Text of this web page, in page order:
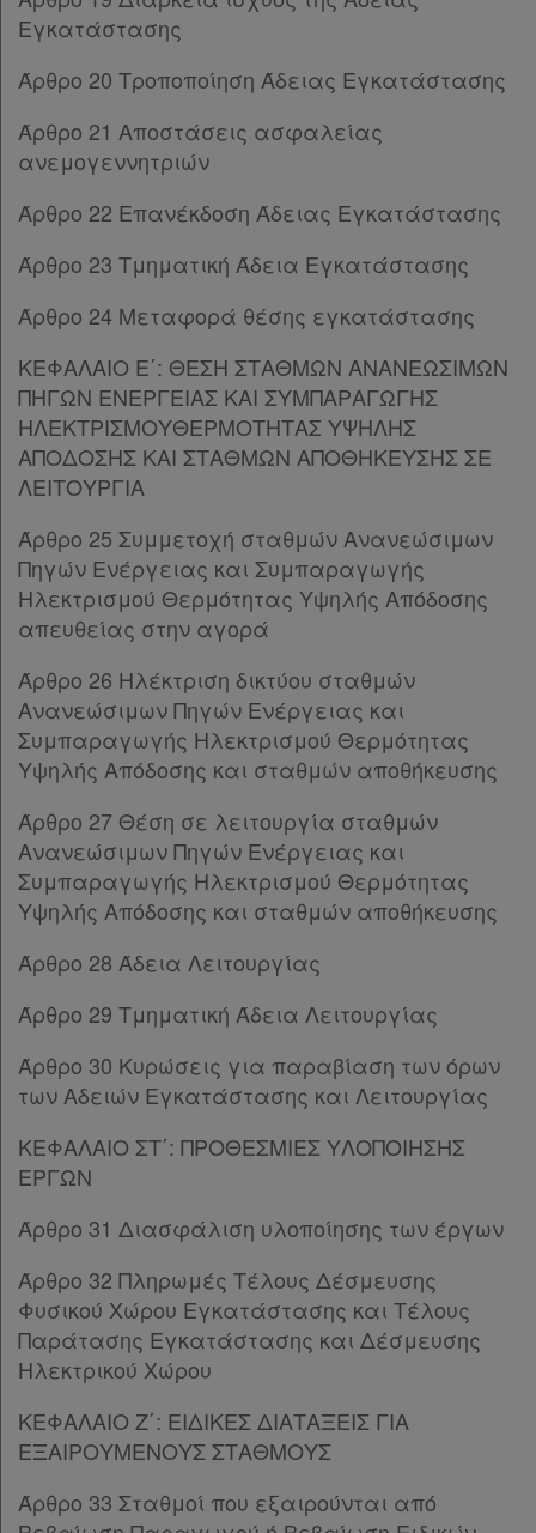
Παρ.6
Παρ.7
Παρ.8
Άρθρο 9Β
Άρθρο 10
Παρ.2
Παρ.4
Παρ.5
Παρ.7
Παρ.8
Παρ.9
Παρ.10
Παρ.11
Παρ.13
Παρ.14
Παρ.15
Άρθρο 10Α [-]
Παρ.1
Παρ.2
Παρ.3
Παρ.4
Παρ.5
Παρ.6
Άρθρο 10Β [-]
Παρ.1
Παρ.2
Παρ.4
Παρ.6
Παρ.7
Άρθρο 10Γ [-]
Παρ.2
Παρ.5
Άρθρο 11
[-]
Παρ.1
Παρ.2
Παρ.3
Παρ.4
Παρ.5
Παρ.6
Άρθρο 12 [-]
Εγκατάστασης
Άρθρο 20 Τροποποίηση Άδειας Εγκατάστασης
Άρθρο 21 Αποστάσεις ασφαλείας
ανεμογεννητριών
Άρθρο 22 Επανέκδοση Άδειας Εγκατάστασης
Άρθρο 23 Τμηματική Άδεια Εγκατάστασης
Άρθρο 24 Μεταφορά θέσης εγκατάστασης
ΚΕΦΑΛΑΙΟ Ε΄: ΘΕΣΗ ΣΤΑΘΜΩΝ ΑΝΑΝΕΩΣΙΜΩΝ
ΠΗΓΩΝ ΕΝΕΡΓΕΙΑΣ ΚΑΙ ΣΥΜΠΑΡΑΓΩΓΗΣ
ΗΛΕΚΤΡΙΣΜΟΥΘΕΡΜΟΤΗΤΑΣ ΥΨΗΛΗΣ
ΑΠΟΔΟΣΗΣ ΚΑΙ ΣΤΑΘΜΩΝ ΑΠΟΘΗΚΕΥΣΗΣ ΣΕ
ΛΕΙΤΟΥΡΓΙΑ
Άρθρο 25 Συμμετοχή σταθμών Ανανεώσιμων
Πηγών Ενέργειας και Συμπαραγωγής
Ηλεκτρισμού Θερμότητας Υψηλής Απόδοσης
απευθείας στην αγορά
Άρθρο 26 Ηλέκτριση δικτύου σταθμών
Ανανεώσιμων Πηγών Ενέργειας και
Συμπαραγωγής Ηλεκτρισμού Θερμότητας
Υψηλής Απόδοσης και σταθμών αποθήκευσης
Άρθρο 27 Θέση σε λειτουργία σταθμών
Ανανεώσιμων Πηγών Ενέργειας και
Συμπαραγωγής Ηλεκτρισμού Θερμότητας
Υψηλής Απόδοσης και σταθμών αποθήκευσης
Άρθρο 28 Άδεια Λειτουργίας
Άρθρο 29 Τμηματική Άδεια Λειτουργίας
Άρθρο 30 Κυρώσεις για παραβίαση των όρων
των Αδειών Εγκατάστασης και Λειτουργίας
ΚΕΦΑΛΑΙΟ ΣΤ΄: ΠΡΟΘΕΣΜΙΕΣ ΥΛΟΠΟΙΗΣΗΣ
ΕΡΓΩΝ
Άρθρο 31 Διασφάλιση υλοποίησης των έργων
Άρθρο 32 Πληρωμές Τέλους Δέσμευσης
Φυσικού Χώρου Εγκατάστασης και Τέλους
Παράτασης Εγκατάστασης και Δέσμευσης
Ηλεκτρικού Χώρου
ΚΕΦΑΛΑΙΟ Ζ΄: ΕΙΔΙΚΕΣ ΔΙΑΤΑΞΕΙΣ ΓΙΑ
ΕΞΑΙΡΟΥΜΕΝΟΥΣ ΣΤΑΘΜΟΥΣ
Άρθρο 33 Σταθμοί που εξαιρούνται από